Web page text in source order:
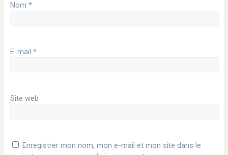
Nom *
E-mail *
Site web
Enregistrer mon nom, mon e-mail et mon site dans le